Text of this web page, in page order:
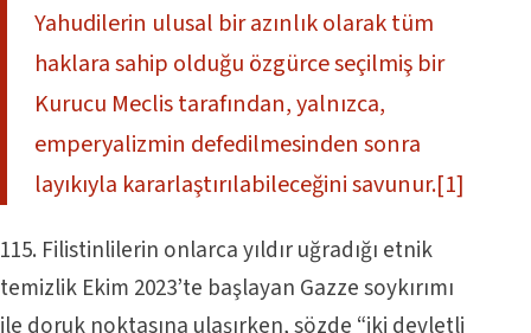
Yahudilerin ulusal bir azınlık olarak tüm
haklara sahip olduğu özgürce seçilmiş bir
Kurucu Meclis tarafından, yalnızca,
emperyalizmin defedilmesinden sonra
layıkıyla kararlaştırılabileceğini savunur.[1]
115. Filistinlilerin onlarca yıldır uğradığı etnik
temizlik Ekim 2023’te başlayan Gazze soykırımı
ile doruk noktasına ulaşırken, sözde “iki devletli